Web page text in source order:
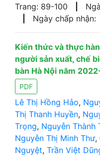
Trang: 89-100
Ngày chấp nhận:
Kiến thức và thực
người sản xuất, chế
bàn Hà Nội năm
PDF
Lê Thị Hồng Hảo,
Thị Thanh Huyền,
Trọng, Nguyễn Thành
Nguyễn Thị Minh Thư,
Nguyệt, Trần Việt